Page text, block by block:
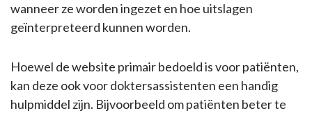
wanneer ze worden ingezet en hoe uitslagen
geïnterpreteerd kunnen worden.
Hoewel de website primair bedoeld is voor patiënten,
kan deze ook voor doktersassistenten een handig
hulpmiddel zijn. Bijvoorbeeld om patiënten beter te